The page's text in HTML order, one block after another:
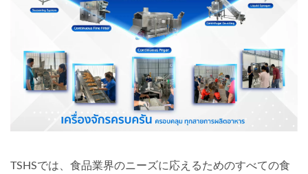
TSHSでは、食品業界のニーズに応えるためのすべての食